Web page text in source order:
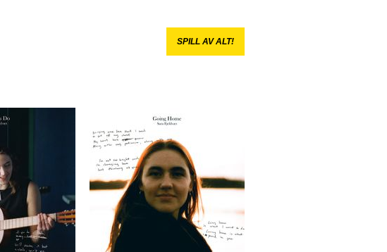
SPILL AV ALT!